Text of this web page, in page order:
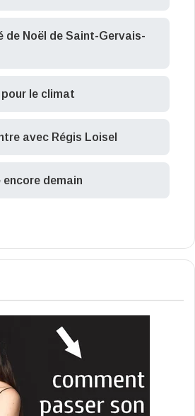
de Noël de Saint-Gervais-
le climat
avec Régis Loisel
encore demain